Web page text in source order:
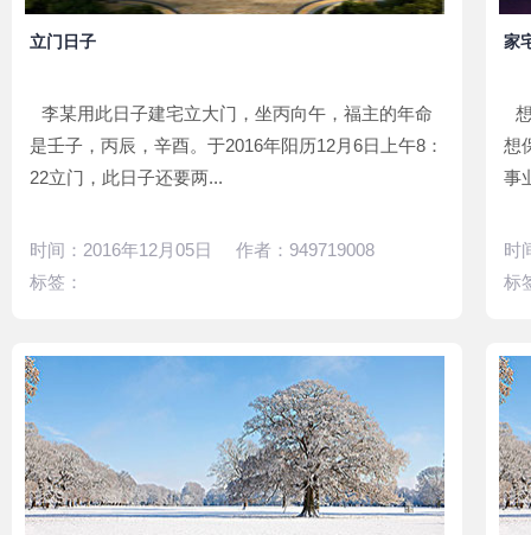
立门日子
李某用此日子建宅立大门，坐丙向午，福主的年命
是壬子，丙辰，辛酉。于2016年阳历12月6日上午8：
22立门，此日子还要两...
时间：2016年12月05日 作者：949719008
标签：
家
想
事
时
标